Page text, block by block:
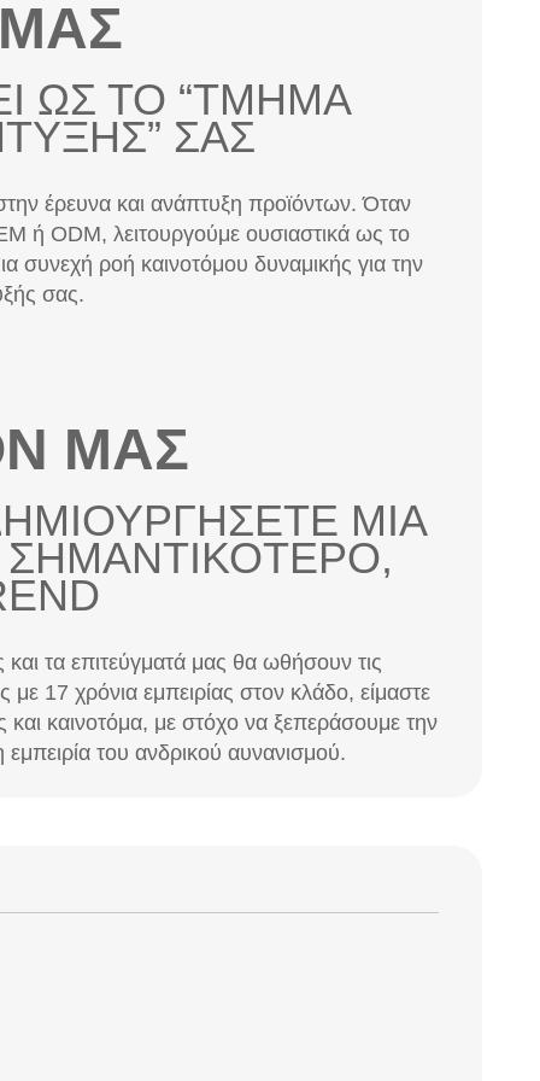
ΩΣ ΤΟ “ΤΜΗΜΑ
ΣΑΣ
έρευνα και ανάπτυξη προϊόντων. Όταν
ή ODM, λειτουργούμε ουσιαστικά ως το
σας.
ΜΙΑ
και τα επιτεύγματά μας θα ωθήσουν τις
17 χρόνια εμπειρίας στον κλάδο, είμαστε
του ανδρικού αυνανισμού.